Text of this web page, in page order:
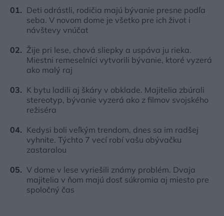
Deti odrástli, rodičia majú bývanie presne podľa
seba. V novom dome je všetko pre ich život i
návštevy vnúčat
Žije pri lese, chová sliepky a uspáva ju rieka.
Miestni remeselníci vytvorili bývanie, ktoré vyzerá
ako malý raj
K bytu ladili aj škáry v obklade. Majitelia zbúrali
stereotyp, bývanie vyzerá ako z filmov svojského
režiséra
Kedysi boli veľkým trendom, dnes sa im radšej
vyhnite. Týchto 7 vecí robí vašu obývačku
zastaralou
V dome v lese vyriešili známy problém. Dvaja
majitelia v ňom majú dosť súkromia aj miesto pre
spoločný čas